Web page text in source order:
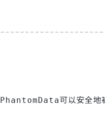
PhantomData可以安全地